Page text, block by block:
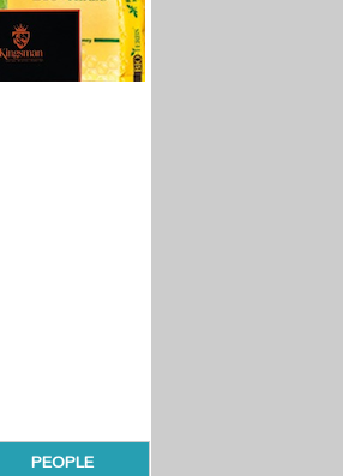
PEOPLE